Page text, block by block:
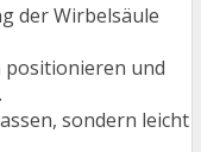
der Wirbelsäule
positionieren und
sondern leicht